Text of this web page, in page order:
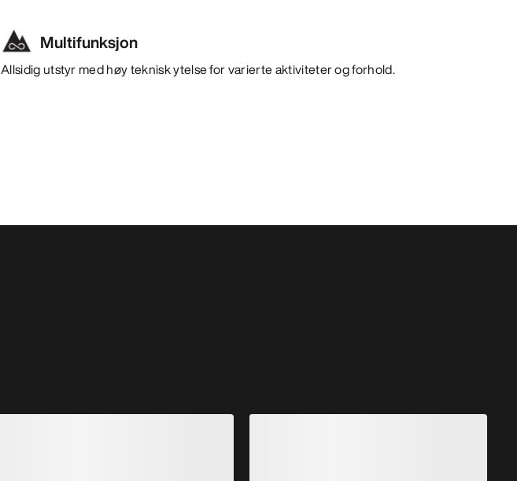
Multifunksjon
Allsidig utstyr med høy teknisk ytelse for varierte aktiviteter og forhold.